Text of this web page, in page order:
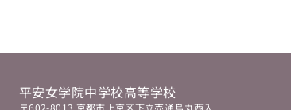
平安女学院中学校高等学校
〒602-8013 京都市上京区下立売通烏丸西入